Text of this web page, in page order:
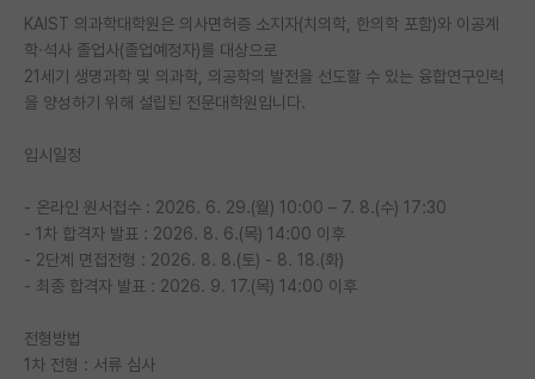
이벤트
반도체 아카데미
재팬라운지 🌸
KAIST 의과학대학원은 의사면허증 소지자(치의학, 한의학 포함)와 이공계
학·석사 졸업사(졸업예정자)를 대상으로
21세기 생명과학 및 의과학, 의공학의 발전을 선도할 수 있는 융합연구인력
을 양성하기 위해 설립된 전문대학원입니다.
입시일정
- 온라인 원서접수 : 2026. 6. 29.(월) 10:00 – 7. 8.(수) 17:30
- 1차 합격자 발표 : 2026. 8. 6.(목) 14:00 이후
- 2단계 면접전형 : 2026. 8. 8.(토) - 8. 18.(화)
- 최종 합격자 발표 : 2026. 9. 17.(목) 14:00 이후
전형방법
1차 전형 : 서류 심사